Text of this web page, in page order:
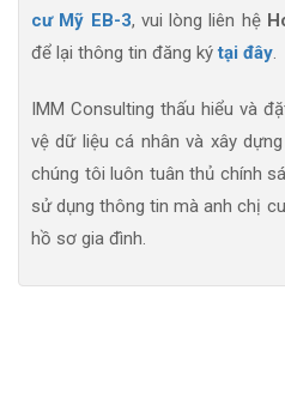
cư Mỹ EB-3, vui lòng liên hệ
để lại thông tin đăng kýtại đây.
IMM Consulting thấu hiểu và
vệ dữ liệu cá nhân và xây
chúng tôi luôn tuân thủ chính
sử dụng thông tin mà anh chị
hồ sơ gia đình.